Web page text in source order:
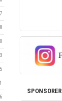
SPONSORER